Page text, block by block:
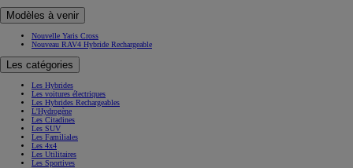
Modèles à venir
Nouvelle Yaris Cross
Nouveau RAV4 Hybride Rechargeable
Les catégories
Les Hybrides
Les voitures électriques
Les Hybrides Rechargeables
L'Hydrogène
Les Citadines
Les SUV
Les Familiales
Les 4x4
Les Utilitaires
Les Sportives